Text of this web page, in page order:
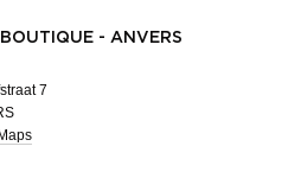
- ANVERS
7